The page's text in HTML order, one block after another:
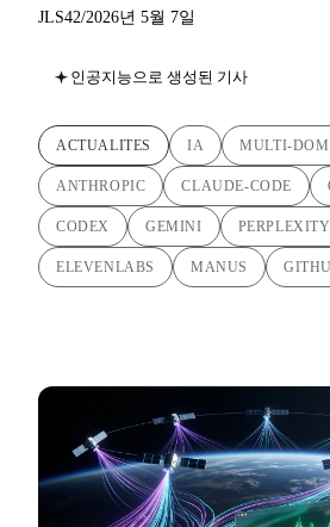
JLS42/2026년 5월 7일
인공지능으로 생성된 기사
ACTUALITES IA MULTI-
ANTHROPIC CLAUDE-CODE
CODEX GEMINI PERPLEXITY
ELEVENLABS MANUS